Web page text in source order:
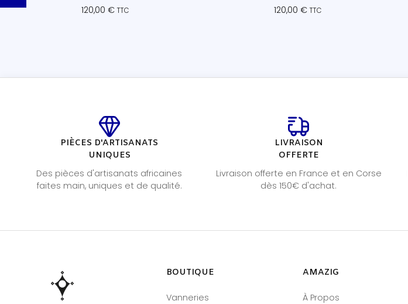
120,00 € TTC 120,00 € TTC
PIÈCES D'ARTISANATS
UNIQUES
Des pièces d'artisanats africaines
faites main, uniques et de qualité.
LIVRAISON
OFFERTE
Livraison offerte en France et en Corse
dès 150€ d'achat.
BOUTIQUE
Vanneries
AMAZIG
À Propos